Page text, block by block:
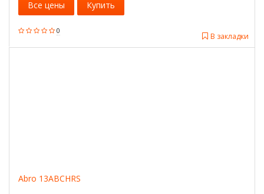
0
В закладки
Все цены Купить
Abro 13ABCHRS